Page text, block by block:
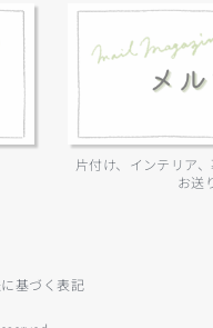
片付け、インテリア
お送
基づく表記